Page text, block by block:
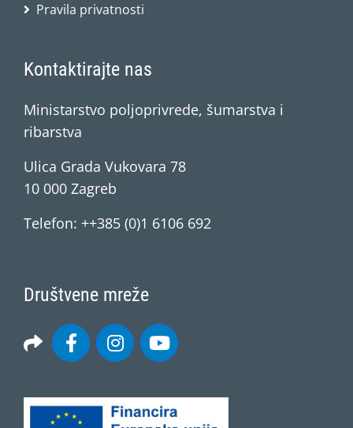
Pravila privatnosti
Kontaktirajte nas
Ministarstvo poljoprivrede, šumarstva i
ribarstva
Ulica Grada Vukovara 78
10 000 Zagreb
Telefon: ++385 (0)1 6106 692
Društvene mreže